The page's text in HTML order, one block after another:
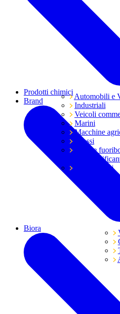
Automobili e
Industriali
Veicoli
Marini
Macchine
Grassi
Moto e
Tutti i
Trasmissioni
Prodotti chimici
Brand
Biora